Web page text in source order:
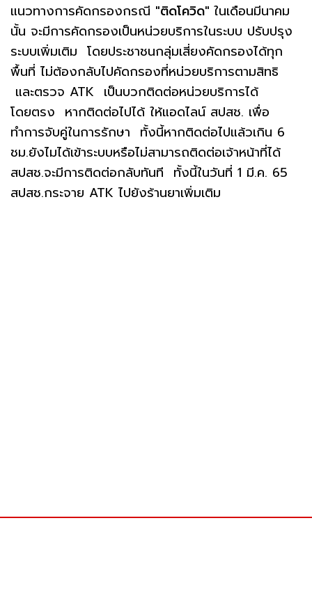
แนวทางการคัดกรองกรณี "ติดโควิด" ในเดือนมีนาคม
นั้น จะมีการคัดกรองเป็นหน่วยบริการในระบบ ปรับปรุง
ระบบเพิ่มเติม โดยประชาชนกลุ่มเสี่ยงคัดกรองได้ทุก
พื้นที่ ไม่ต้องกลับไปคัดกรองที่หน่วยบริการตามสิทธิ
และตรวจ ATK เป็นบวกติดต่อหน่วยบริการได้
โดยตรง หากติดต่อไปได้ ให้แอดไลน์ สปสช. เพื่อ
ทำการจับคู่ในการรักษา ทั้งนี้หากติดต่อไปแล้วเกิน 6
ชม.ยังไมได้เข้าระบบหรือไม่สามารถติดต่อเจ้าหน้าที่ได้
สปสช.จะมีการติดต่อกลับทันที ทั้งนี้ในวันที่ 1 มี.ค. 65
สปสช.กระจาย ATK ไปยังร้านยาเพิ่มเติม